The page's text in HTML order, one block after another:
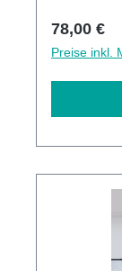
Regulärer
78,00 €
Preise inkl.